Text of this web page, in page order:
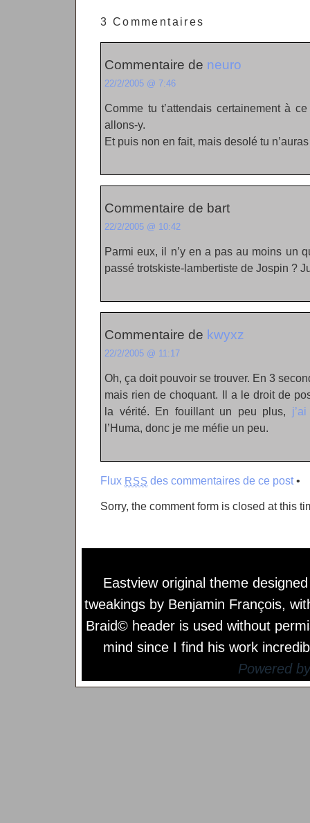
3 Commentaires
Commentaire de neuro
22/2/2005 @ 7:46
Comme tu t’attendais certainement à
allons-y.
Et puis non en fait, mais desolé tu
Commentaire de bart
22/2/2005 @ 10:42
Parmi eux, il n’y en a pas au moins un
passé trotskiste-lambertiste de Jospin ?
Commentaire de kwyxz
22/2/2005 @ 11:17
Oh, ça doit pouvoir se trouver. En 3
mais rien de choquant. Il a le droit de
la vérité. En fouillant un peu plus,
l’Huma, donc je me méfie un peu.
Flux RSS des commentaires de ce post•
Sorry, the comment form is closed at this
Eastview original theme
tweakings by Benjamin François,
Braid© header is used without
mind since I find his work
Powered